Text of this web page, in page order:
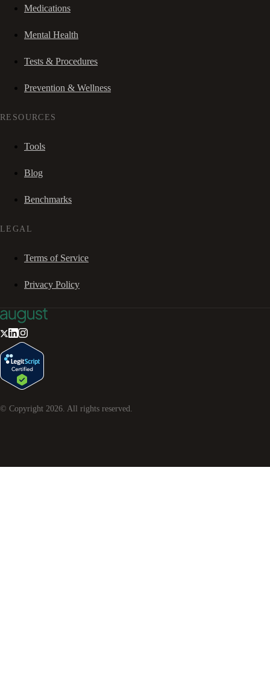
Medications
Mental Health
Tests & Procedures
Prevention & Wellness
RESOURCES
Tools
Blog
Benchmarks
LEGAL
Terms of Service
Privacy Policy
© Copyright 2026 . All rights reserved.